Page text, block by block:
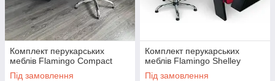
Комплект перукарських
меблів Flamingo Compact
Під замовлення
Комплект перукарських
меблів Flamingo Shelley
Під замовлення